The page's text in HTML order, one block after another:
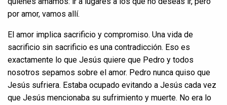
por amor, vamos allí.
El amor implica sacrificio y compromiso. Una vida de
sacrificio sin sacrificio es una contradicción. Eso es
exactamente lo que Jesús quiere que Pedro y todos
nosotros sepamos sobre el amor. Pedro nunca quiso que
Jesús sufriera. Estaba ocupado evitando a Jesús cada vez
que Jesús mencionaba su sufrimiento y muerte. No era lo